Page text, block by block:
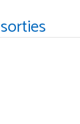
sorties